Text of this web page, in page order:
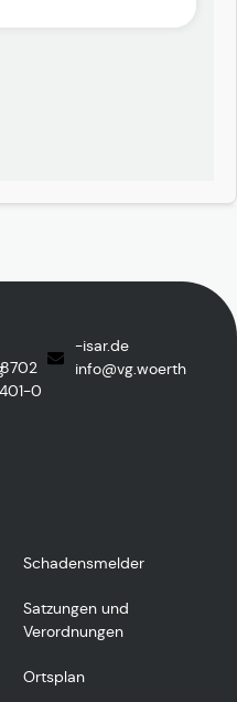
0
ed.rasi-
htreow.gv
@ofni
Schadensmelder
Satzungen und
Verordnungen
Ortsplan